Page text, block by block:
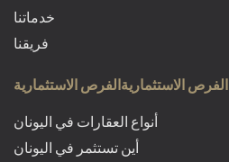
خدماتنا
فريقنا
الفرص الاستثماريةالفرص الاستثمارية
أنواع العقارات في اليونان
أين تستثمر في اليونان